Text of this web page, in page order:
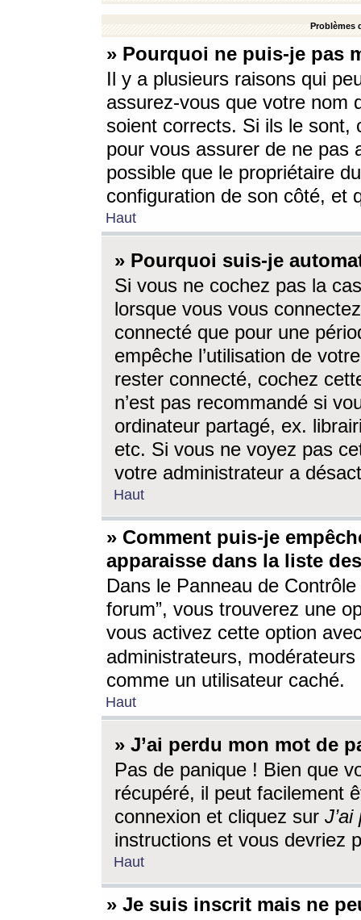
Problèmes
» Pourquoi ne puis-je pas
Il y a plusieurs raisons qui
assurez-vous que votre nom
soient corrects. Si ils le sont,
pour vous assurer de ne pas
possible que le propriétaire
configuration de son côté, et
Haut
» Pourquoi suis-je
Si vous ne cochez pas la
lorsque vous vous
connecté que pour une
empêche l’utilisation de
rester connecté, cochez
n’est pas recommandé si
ordinateur partagé, ex.
etc. Si vous ne voyez pas
votre administrateur a
Haut
» Comment puis-je
apparaisse dans la liste
Dans le Panneau de
forum”, vous trouverez une
vous activez cette option
administrateurs,
comme un utilisateur caché.
Haut
» J’ai perdu mon mot de
Pas de panique ! Bien que
récupéré, il peut facilement
connexion et cliquez sur
instructions et vous devriez
Haut
» Je suis inscrit mais ne